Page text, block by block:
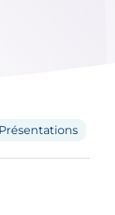
Présentations